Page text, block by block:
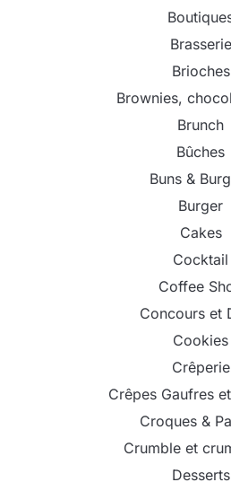
Brasserie
Brioches
Brownies,
Brunch
Bûches
Buns &
Burger
Cakes
Cocktail
Coffee
Concours et
Cookies
Crêperie
Crêpes Gaufres
Croques &
Crumble et
Desserts